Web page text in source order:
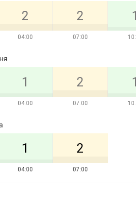
04:00
2
07:00
2
04:00
1
07:00
2
04:00
1
07:00
2